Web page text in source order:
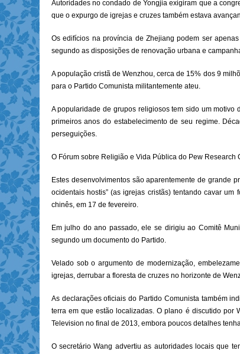
Autoridades no condado de Yongjia exigiram que a
que o expurgo de igrejas e cruzes também estava
Os edifícios na província de Zhejiang podem ser
segundo as disposições de renovação urbana e
A população cristã de Wenzhou, cerca de 15% dos 9
para o Partido Comunista militantemente ateu.
A popularidade de grupos religiosos tem sido um
primeiros anos do estabelecimento de seu regime.
perseguições.
O Fórum sobre Religião e Vida Pública do Pew
Estes desenvolvimentos são aparentemente de grande
ocidentais hostis” (as igrejas cristãs) tentando cavar
chinês, em 17 de fevereiro.
Em julho do ano passado, ele se dirigiu ao Comitê
segundo um documento do Partido.
Velado sob o argumento de modernização,
igrejas, derrubar a floresta de cruzes no horizonte de
As declarações oficiais do Partido Comunista também
terra em que estão localizadas. O plano é discutido por
Television no final de 2013, embora poucos detalhes
O secretário Wang advertiu as autoridades locais que